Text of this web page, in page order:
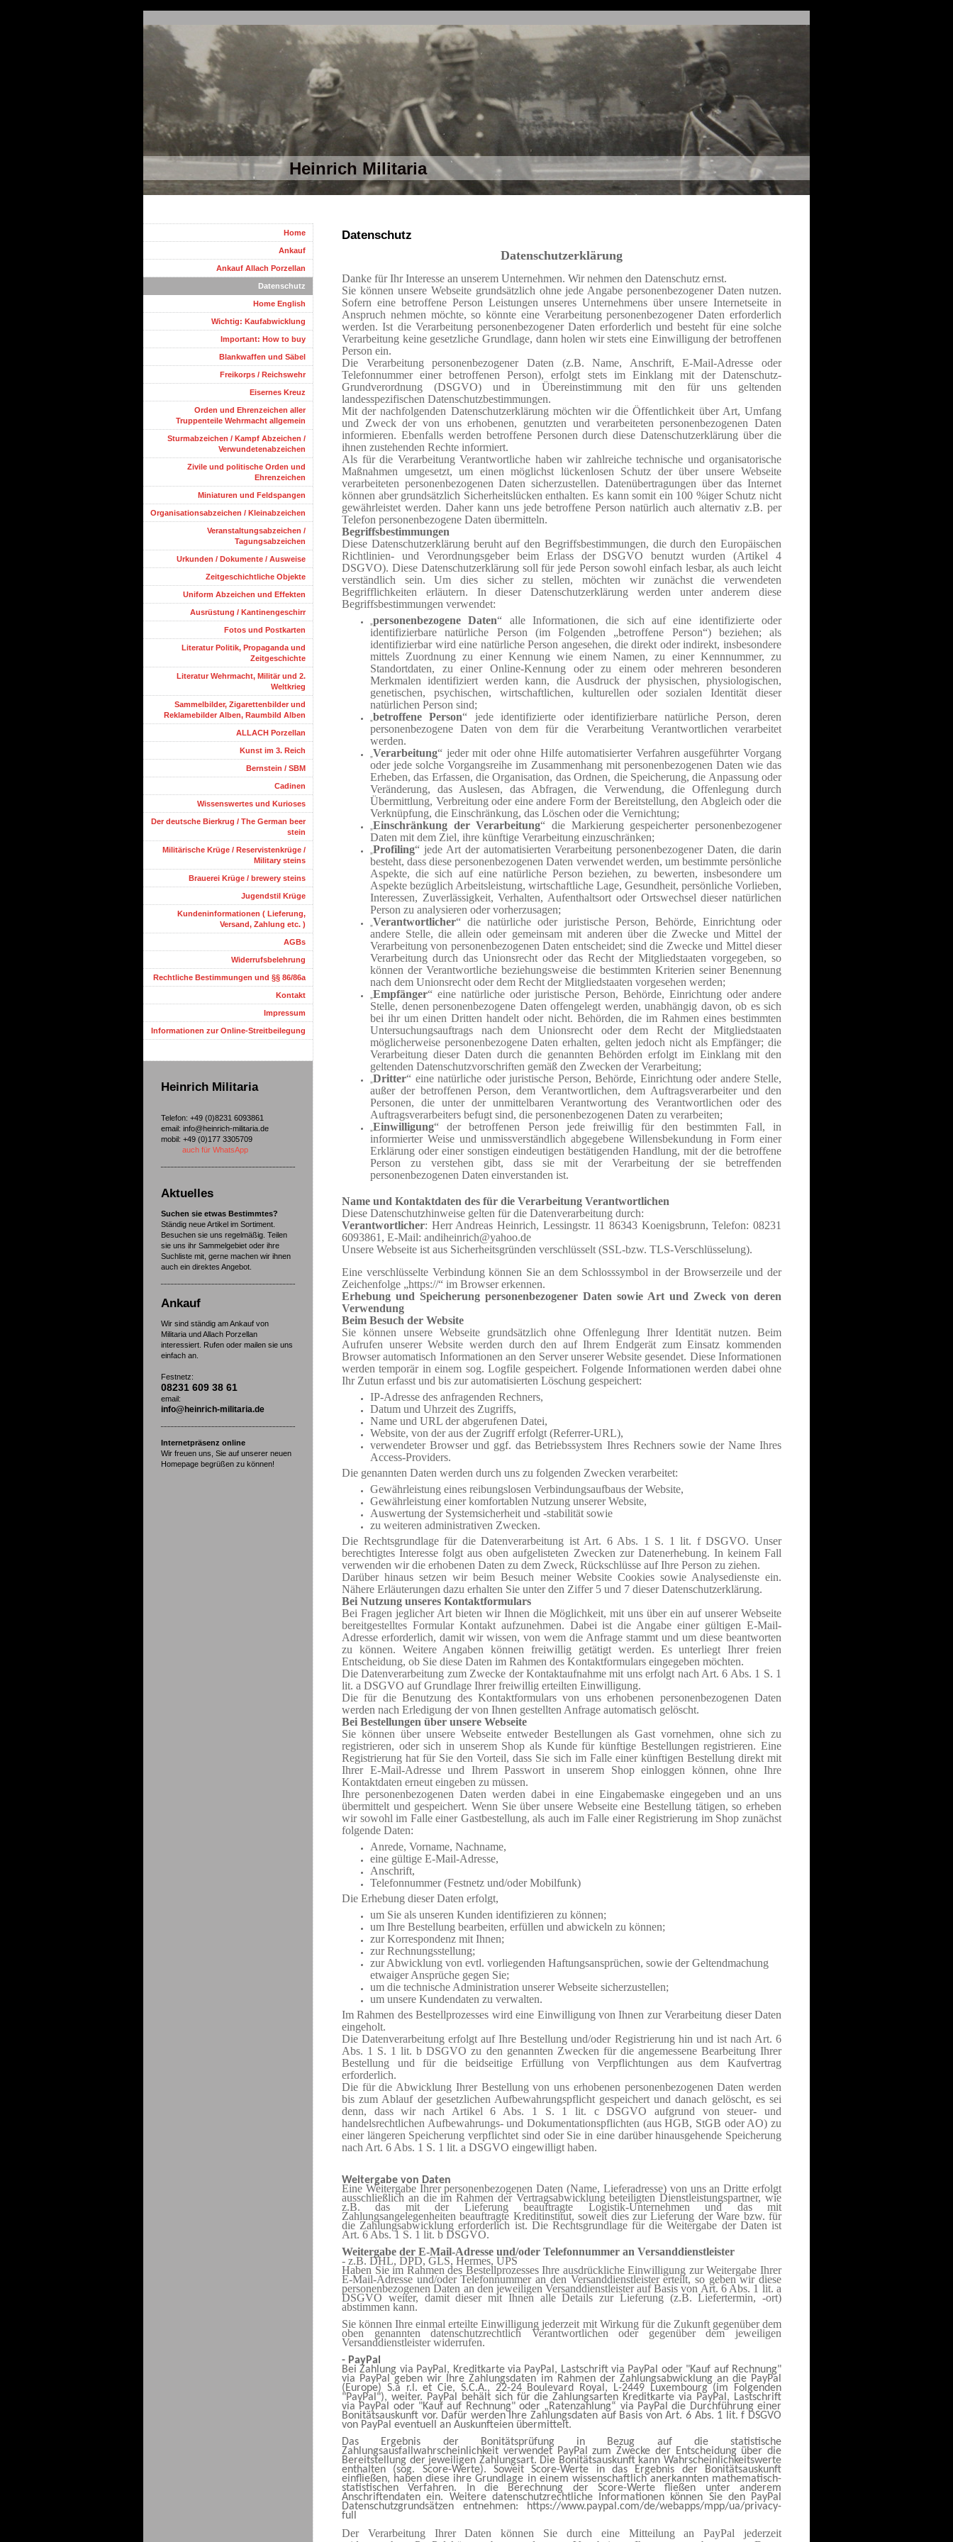
Heinrich Militaria
Datenschutz
Datenschutzerklärung
Danke für Ihr Interesse an unserem Unternehmen. Wir nehmen den Datenschutz ernst.
Sie können unsere Webseite grundsätzlich ohne jede Angabe personenbezogener Daten nutzen.
Sofern eine betroffene Person Leistungen unseres Unternehmens über unsere Internetseite in
Anspruch nehmen möchte, so könnte eine Verarbeitung personenbezogener Daten erforderlich
werden. Ist die Verarbeitung personenbezogener Daten erforderlich und besteht für eine solche
Verarbeitung keine gesetzliche Grundlage, dann holen wir stets eine Einwilligung der betroffenen
Person ein.
Die Verarbeitung personenbezogener Daten (z.B. Name, Anschrift, E-Mail-Adresse oder
Telefonnummer einer betroffenen Person), erfolgt stets im Einklang mit der Datenschutz-
Grundverordnung (DSGVO) und in Übereinstimmung mit den für uns geltenden
landesspezifischen Datenschutzbestimmungen.
Mit der nachfolgenden Datenschutzerklärung möchten wir die Öffentlichkeit über Art, Umfang
und Zweck der von uns erhobenen, genutzten und verarbeiteten personenbezogenen Daten
informieren. Ebenfalls werden betroffene Personen durch diese Datenschutzerklärung über die
ihnen zustehenden Rechte informiert.
Als für die Verarbeitung Verantwortliche haben wir zahlreiche technische und organisatorische
Maßnahmen umgesetzt, um einen möglichst lückenlosen Schutz der über unsere Webseite
verarbeiteten personenbezogenen Daten sicherzustellen. Datenübertragungen über das Internet
können aber grundsätzlich Sicherheitslücken enthalten. Es kann somit ein 100 %iger Schutz nicht
gewährleistet werden. Daher kann uns jede betroffene Person natürlich auch alternativ z.B. per
Telefon personenbezogene Daten übermitteln.
Begriffsbestimmungen
Diese Datenschutzerklärung beruht auf den Begriffsbestimmungen, die durch den Europäischen
Richtlinien- und Verordnungsgeber beim Erlass der DSGVO benutzt wurden (Artikel 4
DSGVO). Diese Datenschutzerklärung soll für jede Person sowohl einfach lesbar, als auch leicht
verständlich sein. Um dies sicher zu stellen, möchten wir zunächst die verwendeten
Begrifflichkeiten erläutern. In dieser Datenschutzerklärung werden unter anderem diese
Begriffsbestimmungen verwendet:
personenbezogene Daten“ alle Informationen, die sich auf eine identifizierte oder
identifizierbare natürliche Person (im Folgenden „betroffene Person“) beziehen; als
identifizierbar wird eine natürliche Person angesehen, die direkt oder indirekt, insbesondere
mittels Zuordnung zu einer Kennung wie einem Namen, zu einer Kennnummer, zu
Standortdaten, zu einer Online-Kennung oder zu einem oder mehreren besonderen
Merkmalen identifiziert werden kann, die Ausdruck der physischen, physiologischen,
genetischen, psychischen, wirtschaftlichen, kulturellen oder sozialen Identität dieser
natürlichen Person sind;
betroffene Person“ jede identifizierte oder identifizierbare natürliche Person, deren
personenbezogene Daten von dem für die Verarbeitung Verantwortlichen verarbeitet
werden.
Verarbeitung“ jeder mit oder ohne Hilfe automatisierter Verfahren ausgeführter Vorgang
oder jede solche Vorgangsreihe im Zusammenhang mit personenbezogenen Daten wie das
Erheben, das Erfassen, die Organisation, das Ordnen, die Speicherung, die Anpassung oder
Veränderung, das Auslesen, das Abfragen, die Verwendung, die Offenlegung durch
Übermittlung, Verbreitung oder eine andere Form der Bereitstellung, den Abgleich oder die
Verknüpfung, die Einschränkung, das Löschen oder die Vernichtung;
Einschränkung der Verarbeitung“ die Markierung gespeicherter personenbezogener
Daten mit dem Ziel, ihre künftige Verarbeitung einzuschränken;
Profiling“ jede Art der automatisierten Verarbeitung personenbezogener Daten, die darin
besteht, dass diese personenbezogenen Daten verwendet werden, um bestimmte persönliche
Aspekte, die sich auf eine natürliche Person beziehen, zu bewerten, insbesondere um
Aspekte bezüglich Arbeitsleistung, wirtschaftliche Lage, Gesundheit, persönliche Vorlieben,
Interessen, Zuverlässigkeit, Verhalten, Aufenthaltsort oder Ortswechsel dieser natürlichen
Person zu analysieren oder vorherzusagen;
Verantwortlicher“ die natürliche oder juristische Person, Behörde, Einrichtung oder
andere Stelle, die allein oder gemeinsam mit anderen über die Zwecke und Mittel der
Verarbeitung von personenbezogenen Daten entscheidet; sind die Zwecke und Mittel dieser
Verarbeitung durch das Unionsrecht oder das Recht der Mitgliedstaaten vorgegeben, so
können der Verantwortliche beziehungsweise die bestimmten Kriterien seiner Benennung
nach dem Unionsrecht oder dem Recht der Mitgliedstaaten vorgesehen werden;
Empfänger“ eine natürliche oder juristische Person, Behörde, Einrichtung oder andere
Stelle, denen personenbezogene Daten offengelegt werden, unabhängig davon, ob es sich
bei ihr um einen Dritten handelt oder nicht. Behörden, die im Rahmen eines bestimmten
Untersuchungsauftrags nach dem Unionsrecht oder dem Recht der Mitgliedstaaten
möglicherweise personenbezogene Daten erhalten, gelten jedoch nicht als Empfänger; die
Verarbeitung dieser Daten durch die genannten Behörden erfolgt im Einklang mit den
geltenden Datenschutzvorschriften gemäß den Zwecken der Verarbeitung;
Dritter“ eine natürliche oder juristische Person, Behörde, Einrichtung oder andere Stelle,
außer der betroffenen Person, dem Verantwortlichen, dem Auftragsverarbeiter und den
Personen, die unter der unmittelbaren Verantwortung des Verantwortlichen oder des
Auftragsverarbeiters befugt sind, die personenbezogenen Daten zu verarbeiten;
Einwilligung“ der betroffenen Person jede freiwillig für den bestimmten Fall, in
informierter Weise und unmissverständlich abgegebene Willensbekundung in Form einer
Erklärung oder einer sonstigen eindeutigen bestätigenden Handlung, mit der die betroffene
Person zu verstehen gibt, dass sie mit der Verarbeitung der sie betreffenden
personenbezogenen Daten einverstanden ist.
Name und Kontaktdaten des für die Verarbeitung Verantwortlichen
Diese Datenschutzhinweise gelten für die Datenverarbeitung durch:
Verantwortlicher: Herr Andreas Heinrich, Lessingstr. 11 86343 Koenigsbrunn, Telefon: 08231
6093861, E-Mail: andiheinrich@yahoo.de
Unsere Webseite ist aus Sicherheitsgründen verschlüsselt (SSL-bzw. TLS-Verschlüsselung).
Eine verschlüsselte Verbindung können Sie an dem Schlosssymbol in der Browserzeile und der
Zeichenfolge „https://“ im Browser erkennen.
Erhebung und Speicherung personenbezogener Daten sowie Art und Zweck von deren
Verwendung
Beim Besuch der Website
Sie können unsere Webseite grundsätzlich ohne Offenlegung Ihrer Identität nutzen. Beim
Aufrufen unserer Website werden durch den auf Ihrem Endgerät zum Einsatz kommenden
Browser automatisch Informationen an den Server unserer Website gesendet. Diese Informationen
werden temporär in einem sog. Logfile gespeichert. Folgende Informationen werden dabei ohne
Ihr Zutun erfasst und bis zur automatisierten Löschung gespeichert:
IP-Adresse des anfragenden Rechners,
Datum und Uhrzeit des Zugriffs,
Name und URL der abgerufenen Datei,
Website, von der aus der Zugriff erfolgt (Referrer-URL),
verwendeter Browser und ggf. das Betriebssystem Ihres Rechners sowie der Name Ihres
Access-Providers.
Die genannten Daten werden durch uns zu folgenden Zwecken verarbeitet:
Gewährleistung eines reibungslosen Verbindungsaufbaus der Website,
Gewährleistung einer komfortablen Nutzung unserer Website,
Auswertung der Systemsicherheit und -stabilität sowie
zu weiteren administrativen Zwecken.
Die Rechtsgrundlage für die Datenverarbeitung ist Art. 6 Abs. 1 S. 1 lit. f DSGVO. Unser
berechtigtes Interesse folgt aus oben aufgelisteten Zwecken zur Datenerhebung. In keinem Fall
verwenden wir die erhobenen Daten zu dem Zweck, Rückschlüsse auf Ihre Person zu ziehen.
Darüber hinaus setzen wir beim Besuch meiner Website Cookies sowie Analysedienste ein.
Nähere Erläuterungen dazu erhalten Sie unter den Ziffer 5 und 7 dieser Datenschutzerklärung.
Bei Nutzung unseres Kontaktformulars
Bei Fragen jeglicher Art bieten wir Ihnen die Möglichkeit, mit uns über ein auf unserer Webseite
bereitgestelltes Formular Kontakt aufzunehmen. Dabei ist die Angabe einer gültigen E-Mail-
Adresse erforderlich, damit wir wissen, von wem die Anfrage stammt und um diese beantworten
zu können. Weitere Angaben können freiwillig getätigt werden. Es unterliegt Ihrer freien
Entscheidung, ob Sie diese Daten im Rahmen des Kontaktformulars eingegeben möchten.
Die Datenverarbeitung zum Zwecke der Kontaktaufnahme mit uns erfolgt nach Art. 6 Abs. 1 S. 1
lit. a DSGVO auf Grundlage Ihrer freiwillig erteilten Einwilligung.
Die für die Benutzung des Kontaktformulars von uns erhobenen personenbezogenen Daten
werden nach Erledigung der von Ihnen gestellten Anfrage automatisch gelöscht.
Bei Bestellungen über unsere Webseite
Sie können über unsere Webseite entweder Bestellungen als Gast vornehmen, ohne sich zu
registrieren, oder sich in unserem Shop als Kunde für künftige Bestellungen registrieren. Eine
Registrierung hat für Sie den Vorteil, dass Sie sich im Falle einer künftigen Bestellung direkt mit
Ihrer E-Mail-Adresse und Ihrem Passwort in unserem Shop einloggen können, ohne Ihre
Kontaktdaten erneut eingeben zu müssen.
Ihre personenbezogenen Daten werden dabei in eine Eingabemaske eingegeben und an uns
übermittelt und gespeichert. Wenn Sie über unsere Webseite eine Bestellung tätigen, so erheben
wir sowohl im Falle einer Gastbestellung, als auch im Falle einer Registrierung im Shop zunächst
folgende Daten:
Anrede, Vorname, Nachname,
eine gültige E-Mail-Adresse,
Anschrift,
Telefonnummer (Festnetz und/oder Mobilfunk)
Die Erhebung dieser Daten erfolgt,
um Sie als unseren Kunden identifizieren zu können;
um Ihre Bestellung bearbeiten, erfüllen und abwickeln zu können;
zur Korrespondenz mit Ihnen;
zur Rechnungsstellung;
zur Abwicklung von evtl. vorliegenden Haftungsansprüchen, sowie der Geltendmachung
etwaiger Ansprüche gegen Sie;
um die technische Administration unserer Webseite sicherzustellen;
um unsere Kundendaten zu verwalten.
Im Rahmen des Bestellprozesses wird eine Einwilligung von Ihnen zur Verarbeitung dieser Daten
eingeholt.
Die Datenverarbeitung erfolgt auf Ihre Bestellung und/oder Registrierung hin und ist nach Art. 6
Abs. 1 S. 1 lit. b DSGVO zu den genannten Zwecken für die angemessene Bearbeitung Ihrer
Bestellung und für die beidseitige Erfüllung von Verpflichtungen aus dem Kaufvertrag
erforderlich.
Die für die Abwicklung Ihrer Bestellung von uns erhobenen personenbezogenen Daten werden
bis zum Ablauf der gesetzlichen Aufbewahrungspflicht gespeichert und danach gelöscht, es sei
denn, dass wir nach Artikel 6 Abs. 1 S. 1 lit. c DSGVO aufgrund von steuer- und
handelsrechtlichen Aufbewahrungs- und Dokumentationspflichten (aus HGB, StGB oder AO) zu
einer längeren Speicherung verpflichtet sind oder Sie in eine darüber hinausgehende Speicherung
nach Art. 6 Abs. 1 S. 1 lit. a DSGVO eingewilligt haben.
Weitergabe von Daten
Eine Weitergabe Ihrer personenbezogenen Daten (Name, Lieferadresse) von uns an Dritte erfolgt
ausschließlich an die im Rahmen der Vertragsabwicklung beteiligten Dienstleistungspartner, wie
z.B. das mit der Lieferung beauftragte Logistik-Unternehmen und das mit
Zahlungsangelegenheiten beauftragte Kreditinstitut, soweit dies zur Lieferung der Ware bzw. für
die Zahlungsabwicklung erforderlich ist. Die Rechtsgrundlage für die Weitergabe der Daten ist
Art. 6 Abs. 1 S. 1 lit. b DSGVO.
Weitergabe der E-Mail-Adresse und/oder Telefonnummer an Versanddienstleister
- z.B. DHL, DPD, GLS, Hermes, UPS
Haben Sie im Rahmen des Bestellprozesses Ihre ausdrückliche Einwilligung zur Weitergabe Ihrer
E-Mail-Adresse und/oder Telefonnummer an den Versanddienstleister erteilt, so geben wir diese
personenbezogenen Daten an den jeweiligen Versanddienstleister auf Basis von Art. 6 Abs. 1 lit. a
DSGVO weiter, damit dieser mit Ihnen alle Details zur Lieferung (z.B. Liefertermin, -ort)
abstimmen kann.
Sie können Ihre einmal erteilte Einwilligung jederzeit mit Wirkung für die Zukunft gegenüber dem
oben genannten datenschutzrechtlich Verantwortlichen oder gegenüber dem jeweiligen
Versanddienstleister widerrufen.
- PayPal
Bei Zahlung via PayPal, Kreditkarte via PayPal, Lastschrift via PayPal oder "Kauf auf Rechnung"
via PayPal geben wir Ihre Zahlungsdaten im Rahmen der Zahlungsabwicklung an die PayPal
(Europe) S.à r.l. et Cie, S.C.A., 22-24 Boulevard Royal, L-2449 Luxembourg (im Folgenden
"PayPal"), weiter. PayPal behält sich für die Zahlungsarten Kreditkarte via PayPal, Lastschrift
via PayPal oder "Kauf auf Rechnung" oder „Ratenzahlung“ via PayPal die Durchführung einer
Bonitätsauskunft vor. Dafür werden Ihre Zahlungsdaten auf Basis von Art. 6 Abs. 1 lit. f DSGVO
von PayPal eventuell an Auskunfteien übermittelt.
Das Ergebnis der Bonitätsprüfung in Bezug auf die statistische
Zahlungsausfallwahrscheinlichkeit verwendet PayPal zum Zwecke der Entscheidung über die
Bereitstellung der jeweiligen Zahlungsart. Die Bonitätsauskunft kann Wahrscheinlichkeitswerte
enthalten (sog. Score-Werte). Soweit Score-Werte in das Ergebnis der Bonitätsauskunft
einfließen, haben diese ihre Grundlage in einem wissenschaftlich anerkannten mathematisch-
statistischen Verfahren. In die Berechnung der Score-Werte fließen unter anderem
Anschriftendaten ein. Weitere datenschutzrechtliche Informationen können Sie den PayPal
Datenschutzgrundsätzen entnehmen: https://www.paypal.com/de/webapps/mpp/ua/privacy-
full
Der Verarbeitung Ihrer Daten können Sie durch eine Mitteilung an PayPal jederzeit
Home
Ankauf
Ankauf Allach Porzellan
Datenschutz
Home English
Wichtig: Kaufabwicklung
Important: How to buy
Blankwaffen und Säbel
Freikorps / Reichswehr
Eisernes Kreuz
Orden und Ehrenzeichen aller
Truppenteile Wehrmacht allgemein
Sturmabzeichen / Kampf Abzeichen /
Verwundetenabzeichen
Zivile und politische Orden und
Ehrenzeichen
Miniaturen und Feldspangen
Organisationsabzeichen / Kleinabzeichen
Veranstaltungsabzeichen /
Tagungsabzeichen
Urkunden / Dokumente / Ausweise
Zeitgeschichtliche Objekte
Uniform Abzeichen und Effekten
Ausrüstung / Kantinengeschirr
Fotos und Postkarten
Literatur Politik, Propaganda und
Zeitgeschichte
Literatur Wehrmacht, Militär und 2.
Weltkrieg
Sammelbilder, Zigarettenbilder und
Reklamebilder Alben, Raumbild Alben
ALLACH Porzellan
Kunst im 3. Reich
Bernstein / SBM
Cadinen
Wissenswertes und Kurioses
Der deutsche Bierkrug / The German beer
stein
Militärische Krüge / Reservistenkrüge /
Military steins
Brauerei Krüge / brewery steins
Jugendstil Krüge
Kundeninformationen ( Lieferung,
Versand, Zahlung etc. )
AGBs
Widerrufsbelehrung
Rechtliche Bestimmungen und §§ 86/86a
Kontakt
Impressum
Informationen zur Online-Streitbeilegung
Heinrich Militaria
Telefon: +49 (0)8231 6093861
email: info@heinrich-militaria.de
mobil: +49 (0)177 3305709
auch für WhatsApp
Aktuelles
Suchen sie etwas Bestimmtes?
Ständig neue Artikel im Sortiment.
Besuchen sie uns regelmäßig. Teilen
sie uns ihr Sammelgebiet oder ihre
Suchliste mit, gerne machen wir ihnen
auch ein direktes Angebot.
Ankauf
Wir sind ständig am Ankauf von
Militaria und Allach Porzellan
interessiert. Rufen oder mailen sie uns
einfach an.
Festnetz:
08231 609 38 61
email:
info@heinrich-militaria.de
Internetpräsenz online
Wir freuen uns, Sie auf unserer neuen
Homepage begrüßen zu können!